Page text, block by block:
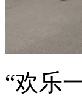
“欢乐